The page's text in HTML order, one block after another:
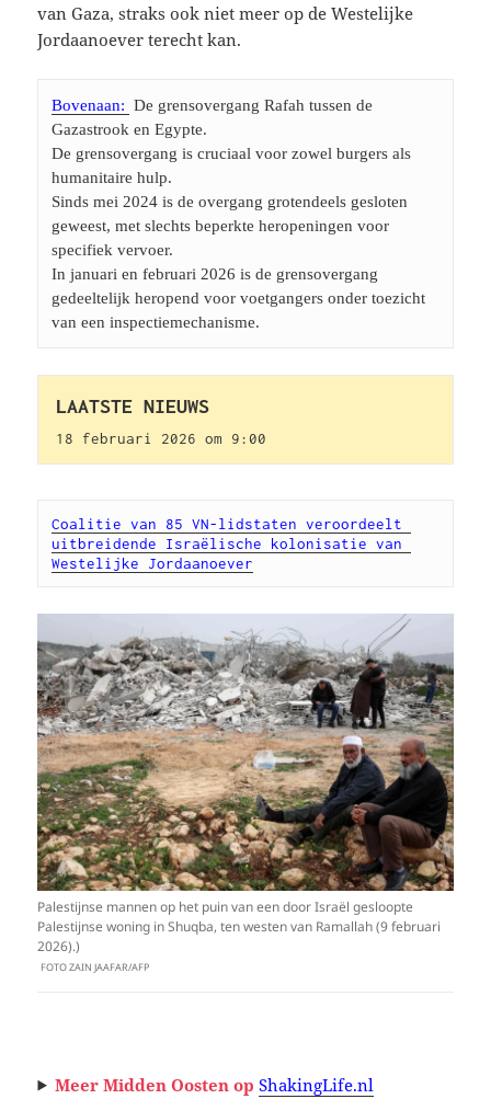
van Gaza, straks ook niet meer op de Westelijke
Jordaanoever terecht kan.
Bovenaan: De grensovergang Rafah tussen de
Gazastrook en Egypte.
De grensovergang is cruciaal voor zowel burgers als
humanitaire hulp.
Sinds mei 2024 is de overgang grotendeels gesloten
geweest, met slechts beperkte heropeningen voor
specifiek vervoer.
In januari en februari 2026 is de grensovergang
gedeeltelijk heropend voor voetgangers onder toezicht
van een inspectiemechanisme.
LAATSTE NIEUWS
18 februari 2026 om 9:00
Coalitie van 85 VN-lidstaten veroordeelt
uitbreidende Israëlische kolonisatie van
Westelijke Jordaanoever
Palestijnse mannen op het puin van een door Israël gesloopte
Palestijnse woning in Shuqba, ten westen van Ramallah (9 februari
2026).)
FOTO ZAIN JAAFAR/AFP
Meer Midden Oosten op ShakingLife.nl